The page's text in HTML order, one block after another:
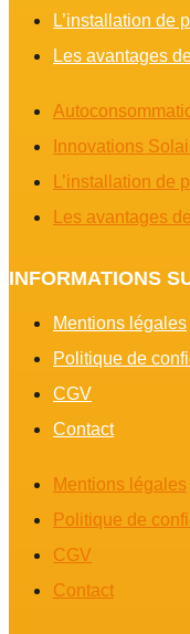
L’installation de
Les avantages
Innovations
L’installation de
Les avantages
INFORMATIONS
Mentions légales
Politique de
CGV
Contact
Mentions légales
Politique de
CGV
Contact